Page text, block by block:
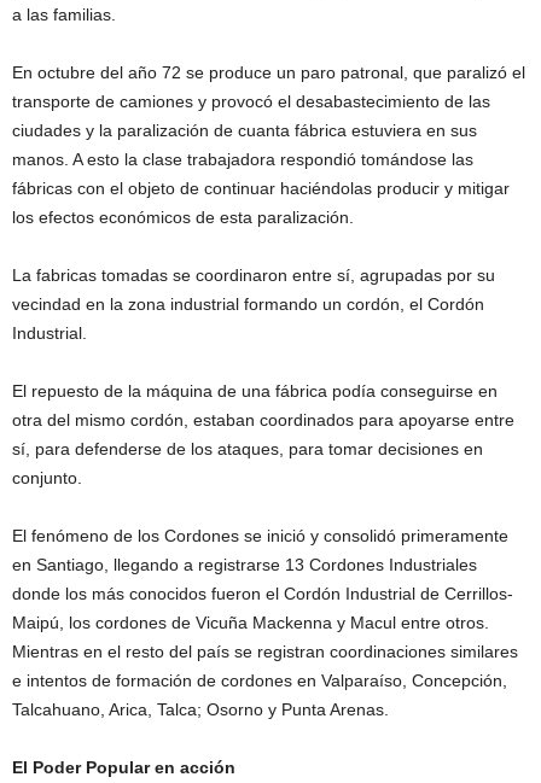
a las familias.
En octubre del año 72 se produce un paro patronal, que paralizó el
transporte de camiones y provocó el desabastecimiento de las
ciudades y la paralización de cuanta fábrica estuviera en sus
manos. A esto la clase trabajadora respondió tomándose las
fábricas con el objeto de continuar haciéndolas producir y mitigar
los efectos económicos de esta paralización.
La fabricas tomadas se coordinaron entre sí, agrupadas por su
vecindad en la zona industrial formando un cordón, el Cordón
Industrial.
El repuesto de la máquina de una fábrica podía conseguirse en
otra del mismo cordón, estaban coordinados para apoyarse entre
sí, para defenderse de los ataques, para tomar decisiones en
conjunto.
El fenómeno de los Cordones se inició y consolidó primeramente
en Santiago, llegando a registrarse 13 Cordones Industriales
donde los más conocidos fueron el Cordón Industrial de Cerrillos-
Maipú, los cordones de Vicuña Mackenna y Macul entre otros.
Mientras en el resto del país se registran coordinaciones similares
e intentos de formación de cordones en Valparaíso, Concepción,
Talcahuano, Arica, Talca; Osorno y Punta Arenas.
El Poder Popular en acción